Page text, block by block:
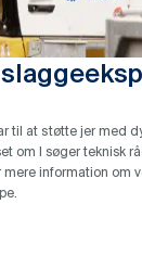
til at støtte jer med
om I søger teknisk
information om